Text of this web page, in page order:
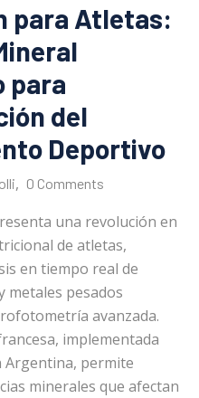
para Atletas:
para
del
Deportivo
, 0 Comments
una revolución en
de atletas,
en tiempo real de
metales pesados
avanzada.
implementada
Argentina, permite
minerales que afectan